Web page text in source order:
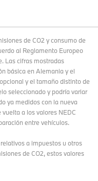
de CO2 y consumo de
al Reglamento Europeo
Las cifras mostradas
básica en Alemania y el
y el tamaño distinto de
seleccionado y podría variar
ya medidos con la nueva
a los valores NEDC
entre vehículos.
a impuestos u otros
de CO2, estos valores